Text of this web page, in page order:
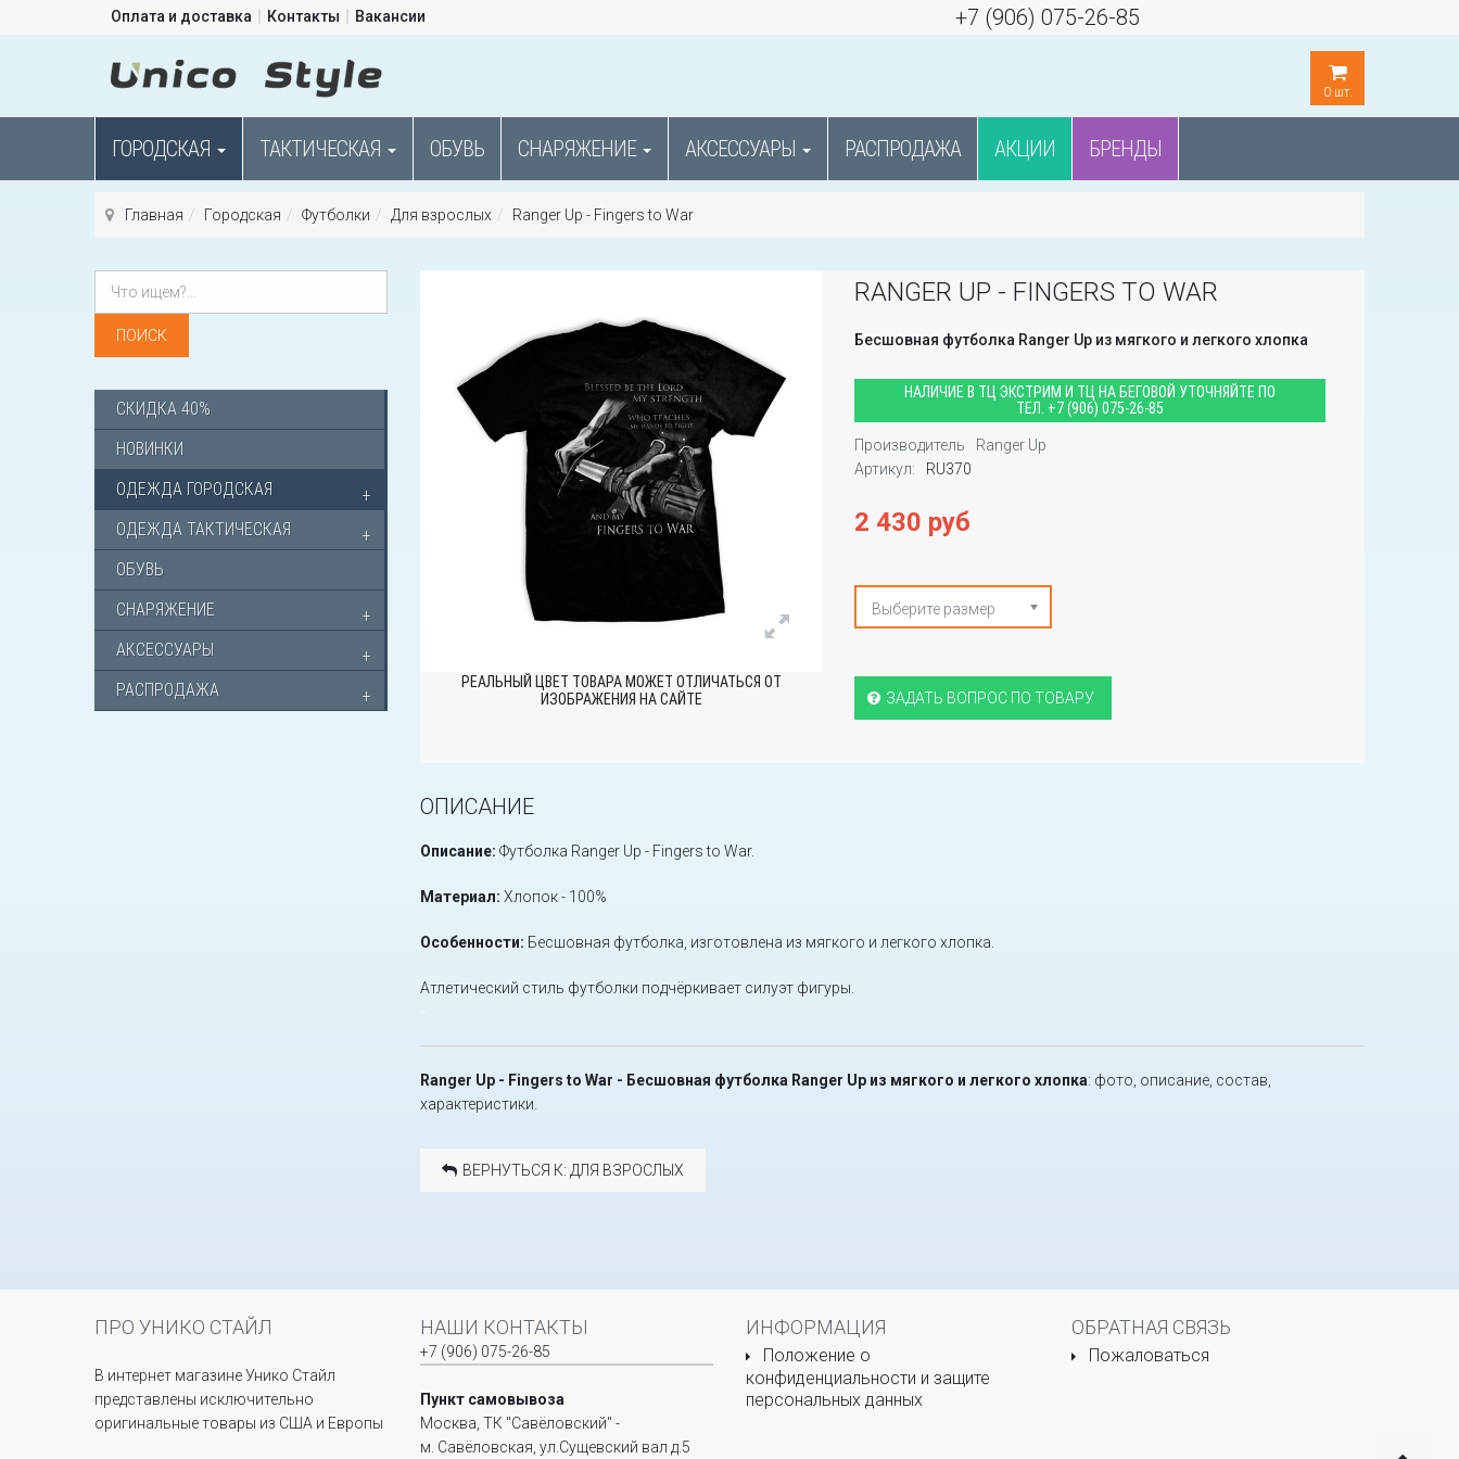
Оплата и доставка Контакты Вакансии +7 (906) 075-26-85
0шт.
ГОРОДСКАЯ ТАКТИЧЕСКАЯ ОБУВЬ СНАРЯЖЕНИЕ АКСЕССУАРЫ РАСПРОДАЖА АКЦИИ БРЕНДЫ
Главная Городская Футболки Для взрослых Ranger Up - Fingers to War
РЕАЛЬНЫЙ ЦВЕТ ТОВАРА МОЖЕТ ОТЛИЧАТЬСЯ ОТ
ИЗОБРАЖЕНИЯ НА САЙТЕ
RANGER UP - FINGERS TO WAR
Бесшовная футболка Ranger Up из мягкого и легкого хлопка
НАЛИЧИЕ В ТЦ ЭКСТРИМ И ТЦ НА БЕГОВОЙ УТОЧНЯЙТЕ ПО
ТЕЛ. +7 (906) 075-26-85
Производитель
Ranger Up
Артикул:
RU370
2 430 руб
Выберите размер
ЗАДАТЬ ВОПРОС ПО ТОВАРУ
ОПИСАНИЕ
Описание: Футболка Ranger Up - Fingers to War.
Материал: Хлопок - 100%
Особенности: Бесшовная футболка, изготовлена из мягкого и легкого хлопка.
Атлетический стиль футболки подчёркивает силуэт фигуры.
Ranger Up - Fingers to War - Бесшовная футболка Ranger Up из мягкого и легкого хлопка: фото, описание, состав,
характеристики.
ВЕРНУТЬСЯ К: ДЛЯ ВЗРОСЛЫХ
СКИДКА 40%
НОВИНКИ
ОДЕЖДА ГОРОДСКАЯ
ОДЕЖДА ТАКТИЧЕСКАЯ
ОБУВЬ
СНАРЯЖЕНИЕ
АКСЕССУАРЫ
РАСПРОДАЖА
ПРО УНИКО СТАЙЛ
В интернет магазине Унико Стайл
представлены исключительно
оригинальные товары из США и Европы
НАШИ КОНТАКТЫ
+7 (906) 075-26-85
Пункт самовывоза
Москва, ТК "Савёловский" -
м. Савёловская, ул.Сущевский вал д.5
ИНФОРМАЦИЯ
Положение о
конфиденциальности и защите
персональных данных
ОБРАТНАЯ СВЯЗЬ
Пожаловаться